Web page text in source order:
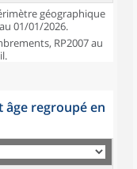
géographique
01/01/2026.
RP2007 au
âge regroupé en